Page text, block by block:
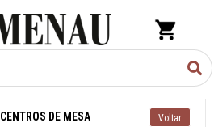
CENTROS DE MESA